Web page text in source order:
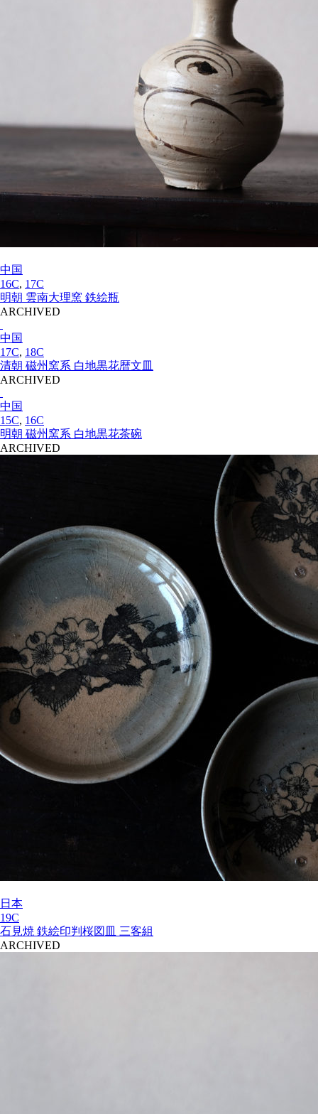
中国
16C, 17C
明朝 雲南大理窯 鉄絵瓶
ARCHIVED
中国
17C, 18C
清朝 磁州窯系 白地黒花暦文皿
ARCHIVED
中国
15C, 16C
明朝 磁州窯系 白地黒花茶碗
ARCHIVED
日本
19C
石見焼 鉄絵印判桜図皿 三客組
ARCHIVED